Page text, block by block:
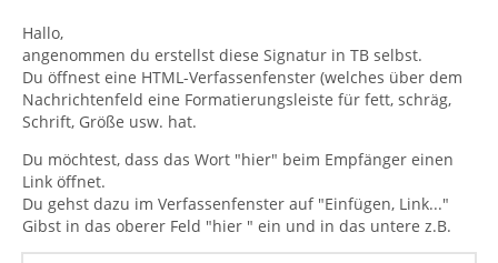
Hallo,
angenommen du erstellst diese Signatur in TB selbst.
Du öffnest eine HTML-Verfassenfenster (welches über dem
Nachrichtenfeld eine Formatierungsleiste für fett, schräg,
Schrift, Größe usw. hat.
Du möchtest, dass das Wort "hier" beim Empfänger einen
Link öffnet.
Du gehst dazu im Verfassenfenster auf "Einfügen, Link..."
Gibst in das oberer Feld "hier " ein und in das untere z.B.